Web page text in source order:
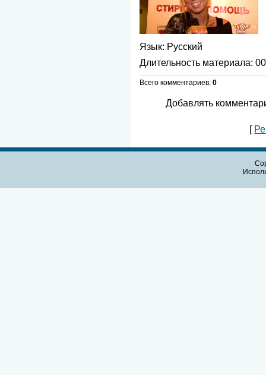
Язык: Русский
Длительность материала:
Всего комментариев: 0
Добавлять
[